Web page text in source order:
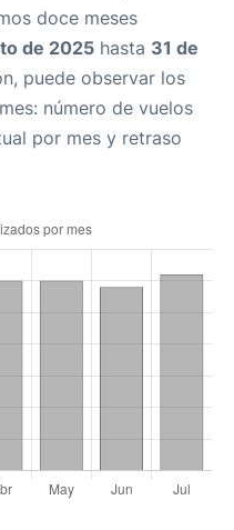
doce meses
de 2025 hasta 31 de
puede observar los
número de vuelos
por mes y retraso